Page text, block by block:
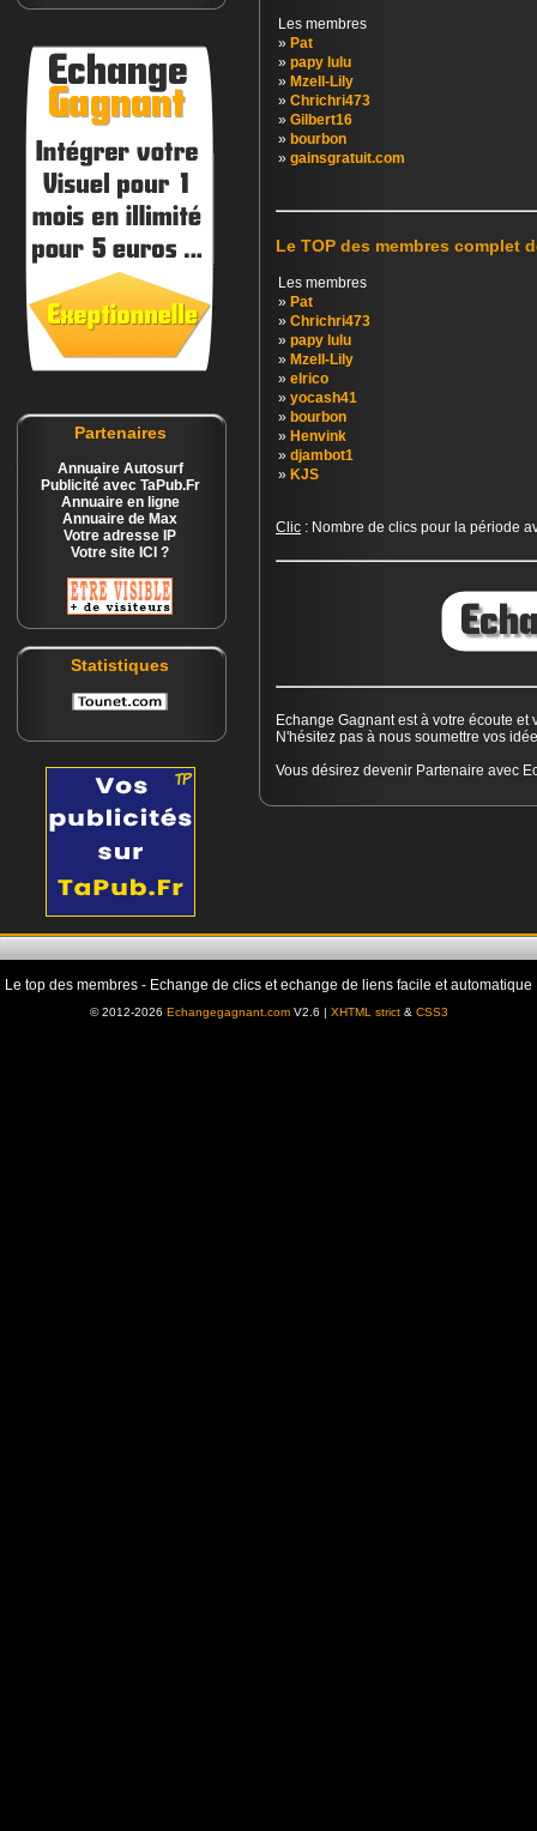
Partenaires
Annuaire Autosurf
Publicité avec TaPub.Fr
Annuaire en ligne
Annuaire de Max
Votre adresse IP
Votre site ICI ?
Statistiques
Les membres
» Pat
» papy lulu
» Mzell-Lily
» Chrichri473
» Gilbert16
» bourbon
» gainsgratuit.com
Le TOP des membres complet
Les membres
» Pat
» Chrichri473
» papy lulu
» Mzell-Lily
» elrico
» yocash41
» bourbon
» Henvink
» djambot1
» KJS
Clic : Nombre de clics pour la période
Echange Gagnant est à votre écoute
N'hésitez pas à nous soumettre vos
Vous désirez devenir Partenaire avec
Le top des membres - Echange de clics et echange de liens facile et automatique
© 2012-2026 Echangegagnant.comV2.6 | XHTML strict& CSS3